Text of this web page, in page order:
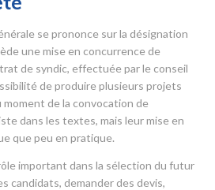
se prononce sur la désignation
une mise en concurrence de
de syndic, effectuée par le conseil
de produire plusieurs projets
de la convocation de
dans les textes, mais leur mise en
que peu en pratique.
important dans la sélection du futur
candidats, demander des devis,